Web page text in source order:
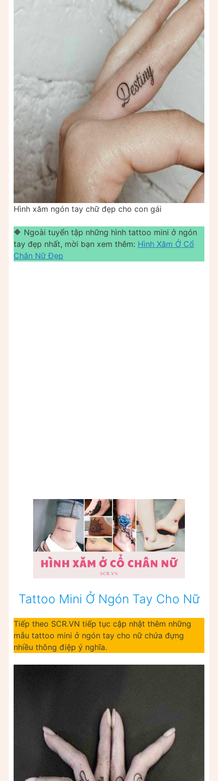
Hình xăm ngón tay chữ đẹp cho con gái
🔶 Ngoài tuyển tập những hình tattoo mini ở ngón
tay đẹp nhất, mời bạn xem thêm: Hình Xăm Ở Cổ
Chân Nữ Đẹp
Tattoo Mini Ở Ngón Tay Cho Nữ
Tiếp theo SCR.VN tiếp tục cập nhật thêm những
mẫu tattoo mini ở ngón tay cho nữ chứa đựng
nhiều thông điệp ý nghĩa.